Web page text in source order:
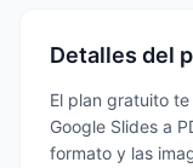
Detalles del
El plan gratuito
Google Slides a
formato y las